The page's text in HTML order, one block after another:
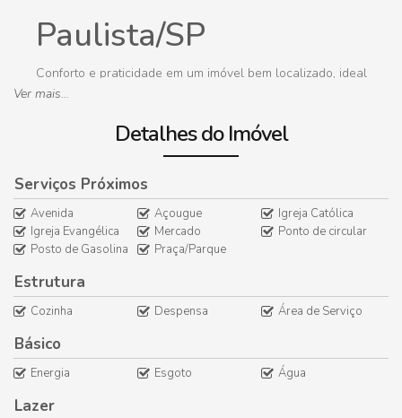
Paulista/SP
Conforto e praticidade em um imóvel bem localizado, ideal
para quem busca qualidade de vida e espaço para toda a
📐 Características do Imóvel
Garagem descoberta para até 03 veículos
Sala de estar aconchegante
02 dormitórios (sendo 01 suíte com banheira)
02 banheiros bem distribuídos
Ver mais...
Detalhes do Imóvel
Serviços Próximos
Avenida Açougue
Igreja Católica
Igreja Evangélica
Mercado
Ponto de circular
Posto de Gasolina
Praça/Parque
Estrutura
Cozinha Despensa Área de Serviço
Básico
Energia Esgoto Água
Lazer